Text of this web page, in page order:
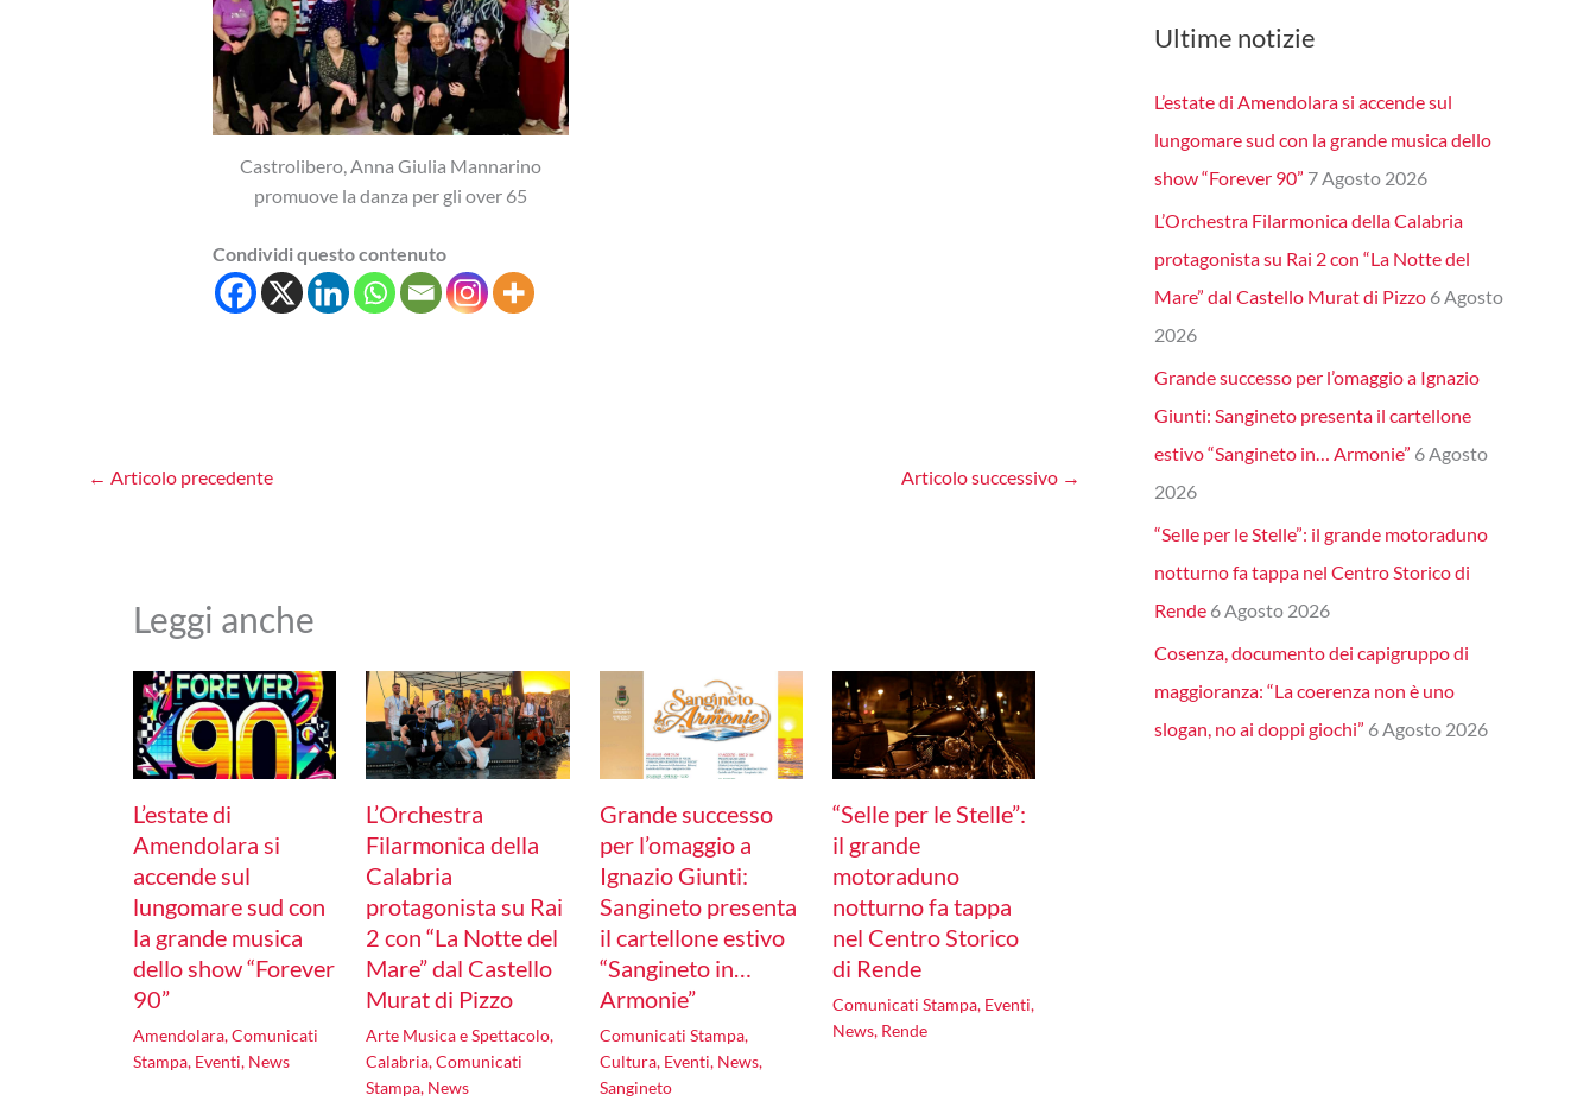
Castrolibero, Anna Giulia Mannarino
promuove la danza per gli over 65
Condividi questo contenuto
← Articolo precedente Articolo successivo →
Leggi anche
L’estate di
Amendolara si
accende sul
lungomare sud con
la grande musica
dello show “Forever
90”
Amendolara,Comunicati
Stampa, Eventi, News
L’Orchestra
Filarmonica della
Calabria
protagonista su Rai
2 con “La Notte del
Mare” dal Castello
Murat di Pizzo
Arte Musica e Spettacolo,
Calabria,Comunicati
Stampa, News
Grande successo
per l’omaggio a
Ignazio Giunti:
Sangineto presenta
il cartellone estivo
“Sangineto in…
Armonie”
Comunicati Stampa,
Cultura, Eventi, News,
Sangineto
“Selle per le Stelle”:
il grande
motoraduno
notturno fa tappa
nel Centro Storico
di Rende
Comunicati Stampa, Eventi,
News, Rende
Ultime notizie
L’estate di Amendolara si accende sul
lungomare sud con la grande musica dello
show “Forever 90” 7 Agosto 2026
L’Orchestra Filarmonica della Calabria
protagonista su Rai 2 con “La Notte del
Mare” dal Castello Murat di Pizzo 6 Agosto
2026
Grande successo per l’omaggio a Ignazio
Giunti: Sangineto presenta il cartellone
estivo “Sangineto in… Armonie” 6 Agosto
2026
“Selle per le Stelle”: il grande motoraduno
notturno fa tappa nel Centro Storico di
Rende 6 Agosto 2026
Cosenza, documento dei capigruppo di
maggioranza: “La coerenza non è uno
slogan, no ai doppi giochi” 6 Agosto 2026